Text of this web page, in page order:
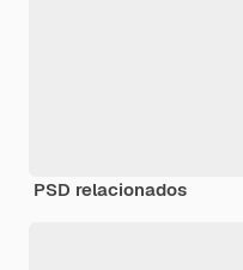
PSD relacionados